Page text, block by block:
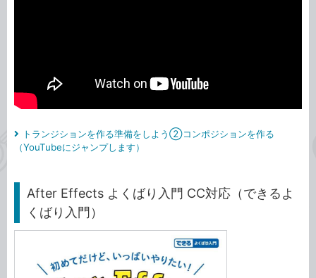
トランジションを作る準備をしよう②コンポジションを作る
（YouTubeにジャンプします）
After Effects よくばり入門 CC対応（できるよ
くばり入門）